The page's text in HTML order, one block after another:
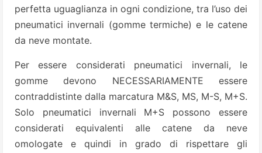
perfetta uguaglianza in ogni condizione, tra l’uso dei
pneumatici invernali (gomme termiche) e le catene
da neve montate.
Per essere considerati pneumatici invernali, le
gomme devono NECESSARIAMENTE essere
contraddistinte dalla marcatura M&S, MS, M-S, M+S.
Solo pneumatici invernali M+S possono essere
considerati equivalenti alle catene da neve
omologate e quindi in grado di rispettare gli